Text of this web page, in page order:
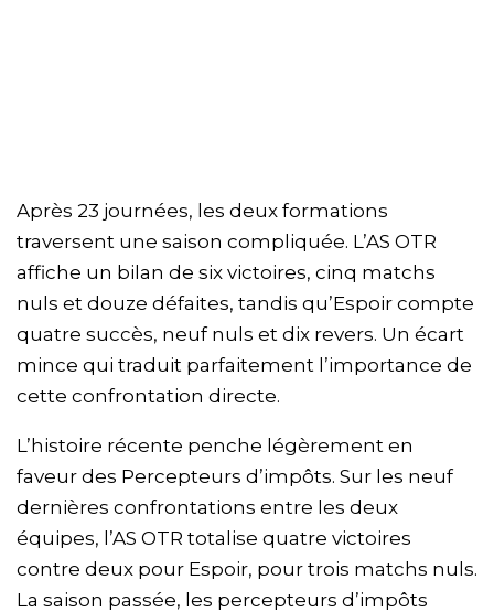
Après 23 journées, les deux formations
traversent une saison compliquée. L’AS OTR
affiche un bilan de six victoires, cinq matchs
nuls et douze défaites, tandis qu’Espoir compte
quatre succès, neuf nuls et dix revers. Un écart
mince qui traduit parfaitement l’importance de
cette confrontation directe.
L’histoire récente penche légèrement en
faveur des Percepteurs d’impôts. Sur les neuf
dernières confrontations entre les deux
équipes, l’AS OTR totalise quatre victoires
contre deux pour Espoir, pour trois matchs nuls.
La saison passée, les percepteurs d’impôts